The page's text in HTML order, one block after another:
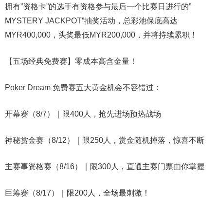
拥有”资格卡”的选手有资格参与最后一个比赛日进行的”
MYSTERY JACKPOT”抽奖活动，总彩池保底高达
MYR400,000，头奖最低MYR200,000，并将持续累积！
【五场经典免费赛】零成本高含金量！
Poker Dream 免费赛五大黄金机会不容错过：
开幕赛（8/7）｜限400人，抢先进场预热战场
神秘赏金赛（8/12）｜限250人，赏金随机掉落，惊喜不断
主赛事资格赛（8/16）｜限300人，直通主赛门票由你掌握
巨筹赛（8/17）｜限200人，全场最刺激！